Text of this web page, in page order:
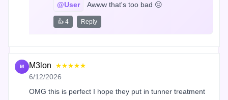
@User Awww that's too bad 😔
👍 4 Reply
M M3lon ★★★★★
6/12/2026
OMG this is perfect I hope they put in tunner treatment